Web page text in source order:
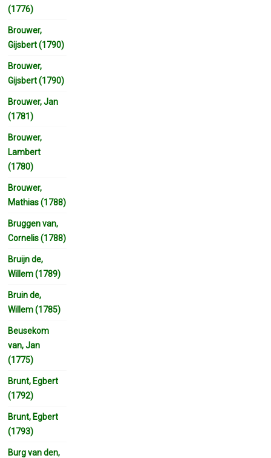
(1776)
Brouwer,
Gijsbert (1790)
Brouwer,
Gijsbert (1790)
Brouwer, Jan
(1781)
Brouwer,
Lambert
(1780)
Brouwer,
Mathias (1788)
Bruggen van,
Cornelis (1788)
Bruijn de,
Willem (1789)
Bruin de,
Willem (1785)
Beusekom
van, Jan
(1775)
Brunt, Egbert
(1792)
Brunt, Egbert
(1793)
Burg van den,